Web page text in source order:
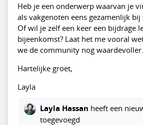
Heb je een onderwerp waarvan je
als vakgenoten eens gezamenlijk
Of wil je zelf een keer een bijdrage
bijeenkomst? Laat het me vooral
we de community nog waardevoller.
Hartelijke groet,
Layla
Layla Hassan heeft een
toegevoegd